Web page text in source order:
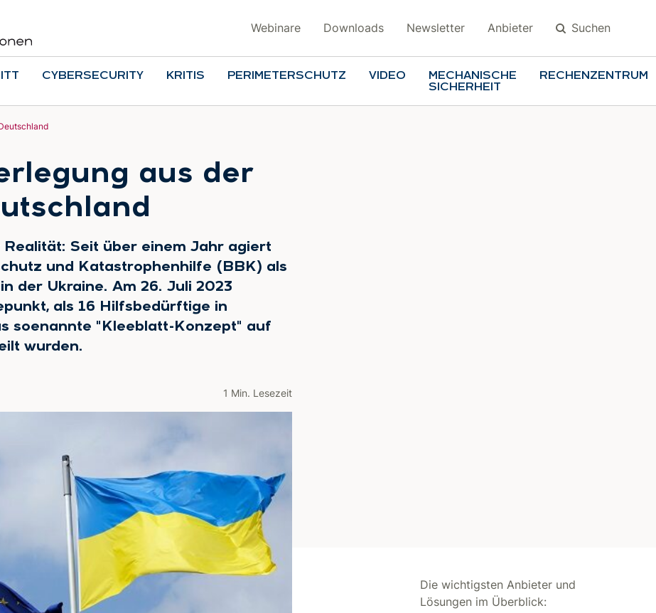
Webinare Downloads Newsletter Anbieter Suchen
CYBERSECURITY KRITIS PERIMETERSCHUTZ VIDEO
MECHANISCHE
SICHERHEIT
RECHENZENTRUM
aus der
Seit über einem Jahr agiert
und Katastrophenhilfe (BBK) als
der Ukraine. Am 26. Juli 2023
als 16 Hilfsbedürftige in
soenannte "Kleeblatt-Konzept" auf
wurden.
1 Min. Lesezeit
Die wichtigsten Anbieter und
Lösungen im Überblick: